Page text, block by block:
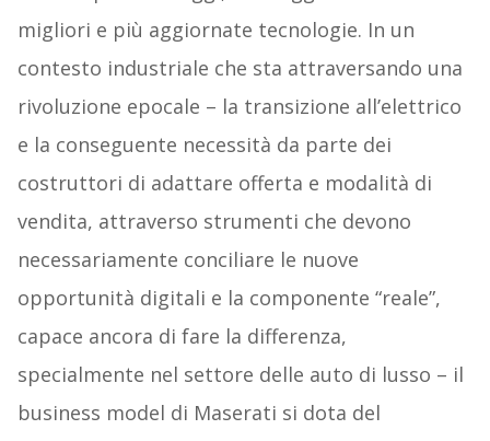
migliori e più aggiornate tecnologie. In un
contesto industriale che sta attraversando una
rivoluzione epocale – la transizione all’elettrico
e la conseguente necessità da parte dei
costruttori di adattare offerta e modalità di
vendita, attraverso strumenti che devono
necessariamente conciliare le nuove
opportunità digitali e la componente “reale”,
capace ancora di fare la differenza,
specialmente nel settore delle auto di lusso – il
business model di Maserati si dota del